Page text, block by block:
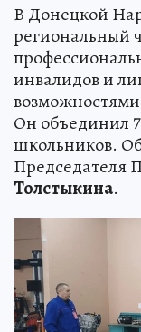
В Донецкой
региональный
инвалидов и
возможностями
Он объединил
школьников.
Председателя
Толстыкина.